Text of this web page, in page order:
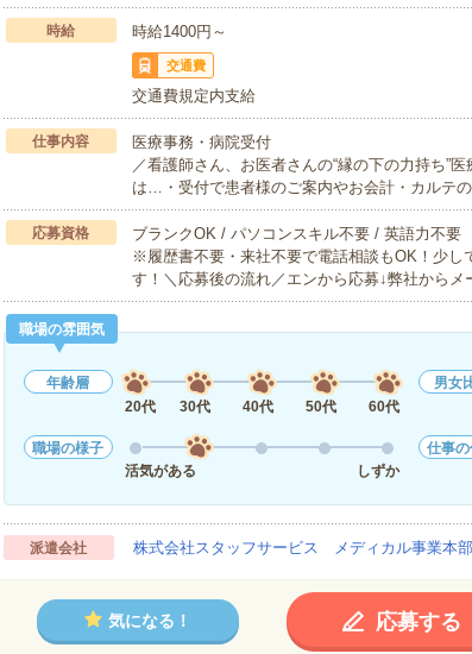
時給 時給1400円～
交通費
交通費規定内支給
仕事内容
医療事務・病院受付
／看護師さん、お医者さんの“縁の下の力持ち”
は…・受付で患者様のご案内やお会計・カルテ
応募資格
ブランクOK / パソコンスキル不要 / 英語力不要
※履歴書不要・来社不要で電話相談もOK！少し
す！＼応募後の流れ／エンから応募↓弊社から
職場の雰囲気
年齢層
20代
30代 40代 50代 60代
男女
職場の様子
活気がある
しずか
仕事
派遣会社 株式会社スタッフサービス メディカル事業本部
気になる！ 応募する